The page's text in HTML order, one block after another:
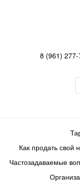
8 (961)
Как продать свой
Частозадаваемые